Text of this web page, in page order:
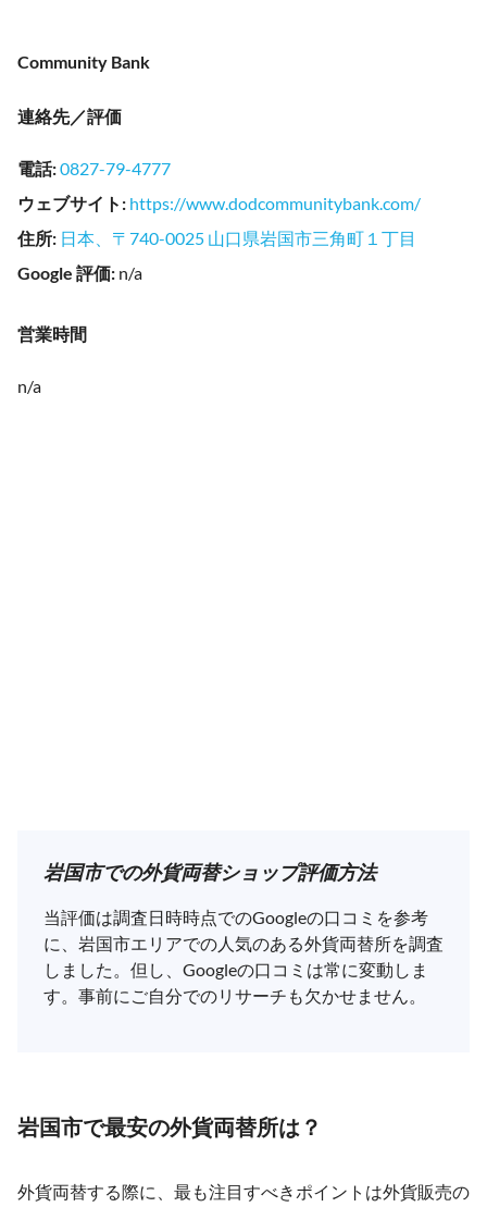
Community Bank
連絡先／評価
電話:0827-79-4777
ウェブサイト : https://www.dodcommunitybank.com/
住所: 日本、〒740-0025 山口県岩国市三角町１丁目
Google 評価: n/a
営業時間
n/a
岩国市での外貨両替ショップ評価方法
当評価は調査日時時点でのGoogleの口コミを参考
に、岩国市エリアでの人気のある外貨両替所を調査
しました。但し、Googleの口コミは常に変動しま
す。事前にご自分でのリサーチも欠かせません。
岩国市で最安の外貨両替所は？
外貨両替する際に、最も注目すべきポイントは外貨販売の